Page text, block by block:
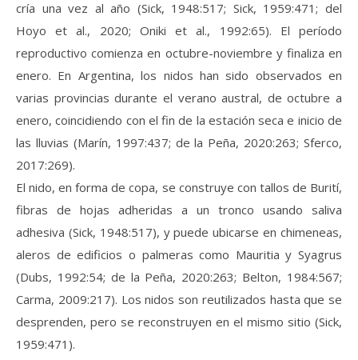
cría una vez al año (Sick, 1948:517; Sick, 1959:471; del
Hoyo et al., 2020; Oniki et al., 1992:65). El período
reproductivo comienza en octubre-noviembre y finaliza en
enero. En Argentina, los nidos han sido observados en
varias provincias durante el verano austral, de octubre a
enero, coincidiendo con el fin de la estación seca e inicio de
las lluvias (Marín, 1997:437; de la Peña, 2020:263; Sferco,
2017:269).
El nido, en forma de copa, se construye con tallos de Burití,
fibras de hojas adheridas a un tronco usando saliva
adhesiva (Sick, 1948:517), y puede ubicarse en chimeneas,
aleros de edificios o palmeras como Mauritia y Syagrus
(Dubs, 1992:54; de la Peña, 2020:263; Belton, 1984:567;
Carma, 2009:217). Los nidos son reutilizados hasta que se
desprenden, pero se reconstruyen en el mismo sitio (Sick,
1959:471).